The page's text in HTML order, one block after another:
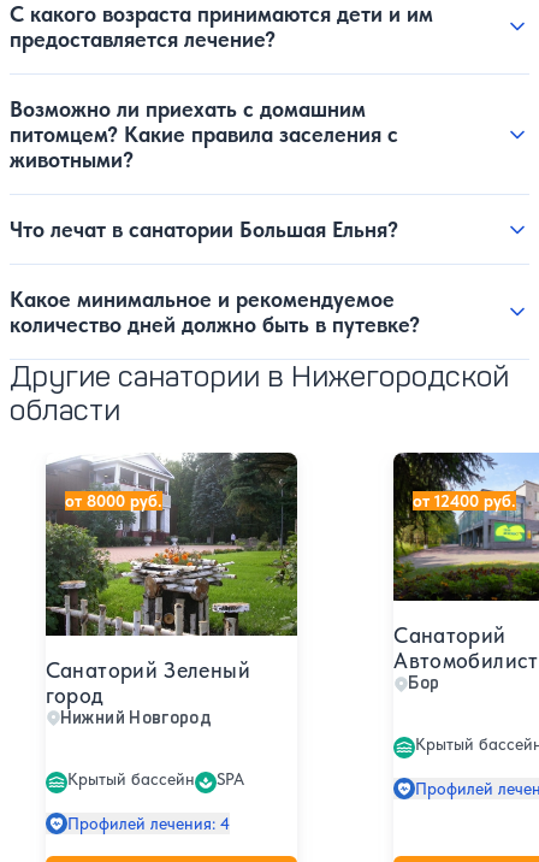
С какого возраста принимаются дети и им
предоставляется лечение?
Возможно ли приехать с домашним
питомцем? Какие правила заселения с
животными?
Что лечат в санатории Большая Ельня?
Какое минимальное и рекомендуемое
количество дней должно быть в путевке?
Другие санатории в Нижегородской
области
Санаторий Зеленый
город
Нижний Новгород
Крытый бассейн SPA
Профилей лечения: 4
Санаторий Зеленый город
от 8000 руб.
Санаторий
Автомобилист
Бор
Крытый
Профилей
Санаторий
от 12400 руб.